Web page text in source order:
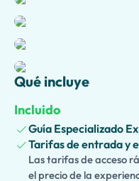
Mientras recorres las
dará vida al Antiguo
sobre faraones, reinas,
creencias religiosas y
¿Viajas con niños? Elige
con narrativas
datos divertidos que
emocionante para los
ofrecemos unaversión
cuidadosamente
Qué incluye
Incluido
Guía Especializado
Tarifas de entrada y
Las tarifas de acceso
el precio de la